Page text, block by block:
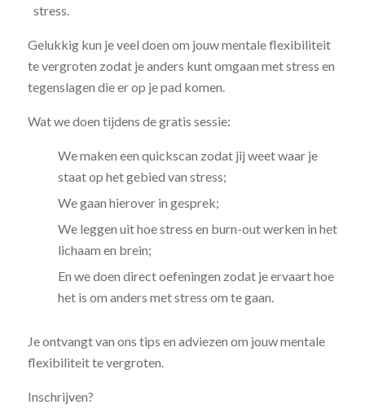
stress.
Gelukkig kun je veel doen om jouw mentale flexibiliteit
te vergroten zodat je anders kunt omgaan met stress en
tegenslagen die er op je pad komen.
Wat we doen tijdens de gratis sessie:
We maken een quickscan zodat jij weet waar je
staat op het gebied van stress;
We gaan hierover in gesprek;
We leggen uit hoe stress en burn-out werken in het
lichaam en brein;
En we doen direct oefeningen zodat je ervaart hoe
het is om anders met stress om te gaan.
Je ontvangt van ons tips en adviezen om jouw mentale
flexibiliteit te vergroten.
Inschrijven?